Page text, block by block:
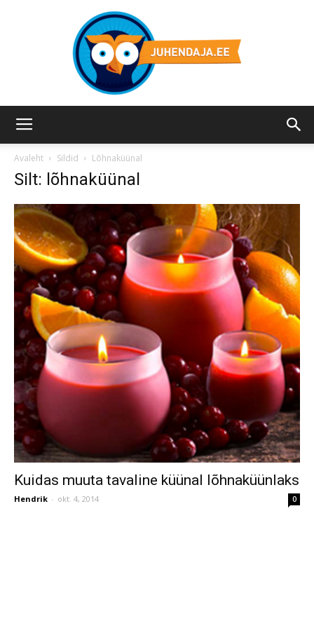
Avaleht Sildid Lõhnaküünal
Silt: lõhnaküünal
Kuidas muuta tavaline küünal lõhnaküünlaks
Hendrik - okt. 4, 2014 0